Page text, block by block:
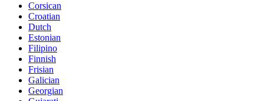
Corsican
Croatian
Dutch
Estonian
Filipino
Finnish
Frisian
Galician
Georgian